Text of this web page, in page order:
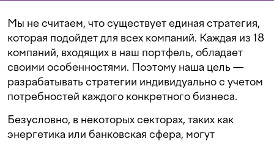
Мы не считаем, что существует единая стратегия,
которая подойдет для всех компаний. Каждая из 18
компаний, входящих в наш портфель, обладает
своими особенностями. Поэтому наша цель —
разрабатывать стратегии индивидуально с учетом
потребностей каждого конкретного бизнеса.
Безусловно, в некоторых секторах, таких как
энергетика или банковская сфера, могут